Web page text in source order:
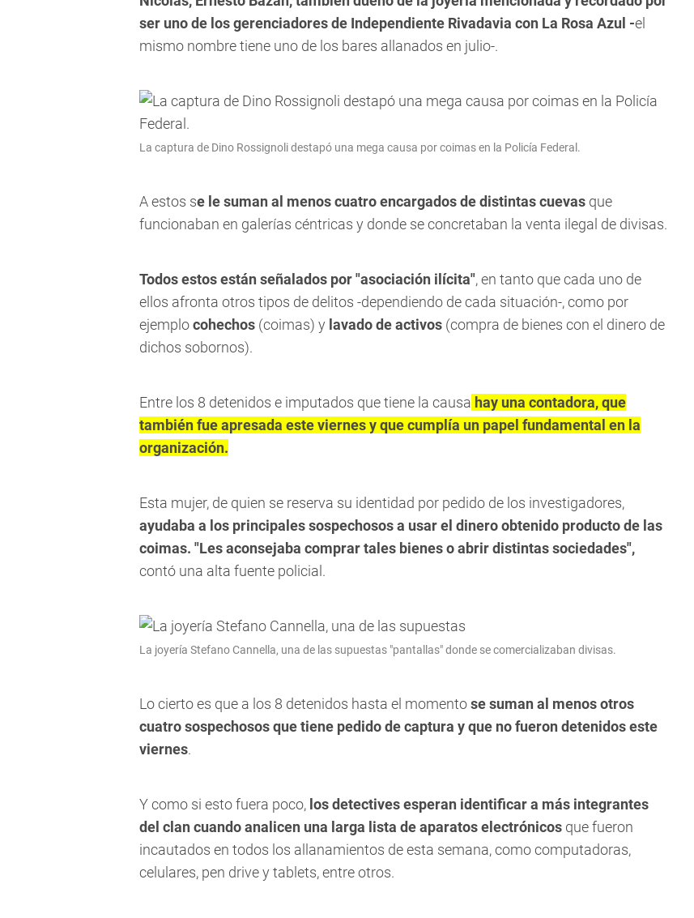
ser uno de los gerenciadores de Independiente Rivadavia con La Rosa Azul -el
mismo nombre tiene uno de los bares allanados en julio-.
La captura de Dino Rossignoli destapó una mega causa por coimas en la Policía Federal.
A estos se le suman al menos cuatro encargados de distintas cuevas que
funcionaban en galerías céntricas y donde se concretaban la venta ilegal de divisas.
Todos estos están señalados por "asociación ilícita", en tanto que cada uno de
ellos afronta otros tipos de delitos -dependiendo de cada situación-, como por
ejemplocohechos (coimas) y lavado de activos (compra de bienes con el dinero de
dichos sobornos).
Entre los 8 detenidos e imputados que tiene la causa hay una contadora, que
también fue apresada este viernes y que cumplía un papel fundamental en la
organización.
Esta mujer, de quien se reserva su identidad por pedido de los investigadores,
ayudaba a los principales sospechosos a usar el dinero obtenido producto de las
coimas. "Les aconsejaba comprar tales bienes o abrir distintas sociedades",
contó una alta fuente policial.
La joyería Stefano Cannella, una de las supuestas "pantallas" donde se comercializaban divisas.
Lo cierto es que a los 8 detenidos hasta el momentose suman al menos otros
cuatro sospechosos que tiene pedido de captura y que no fueron detenidos este
viernes.
Y como si esto fuera poco, los detectives esperan identificar a más integrantes
del clan cuando analicen una larga lista de aparatos electrónicos que fueron
incautados en todos los allanamientos de esta semana, como computadoras,
celulares, pen drive y tablets, entre otros.